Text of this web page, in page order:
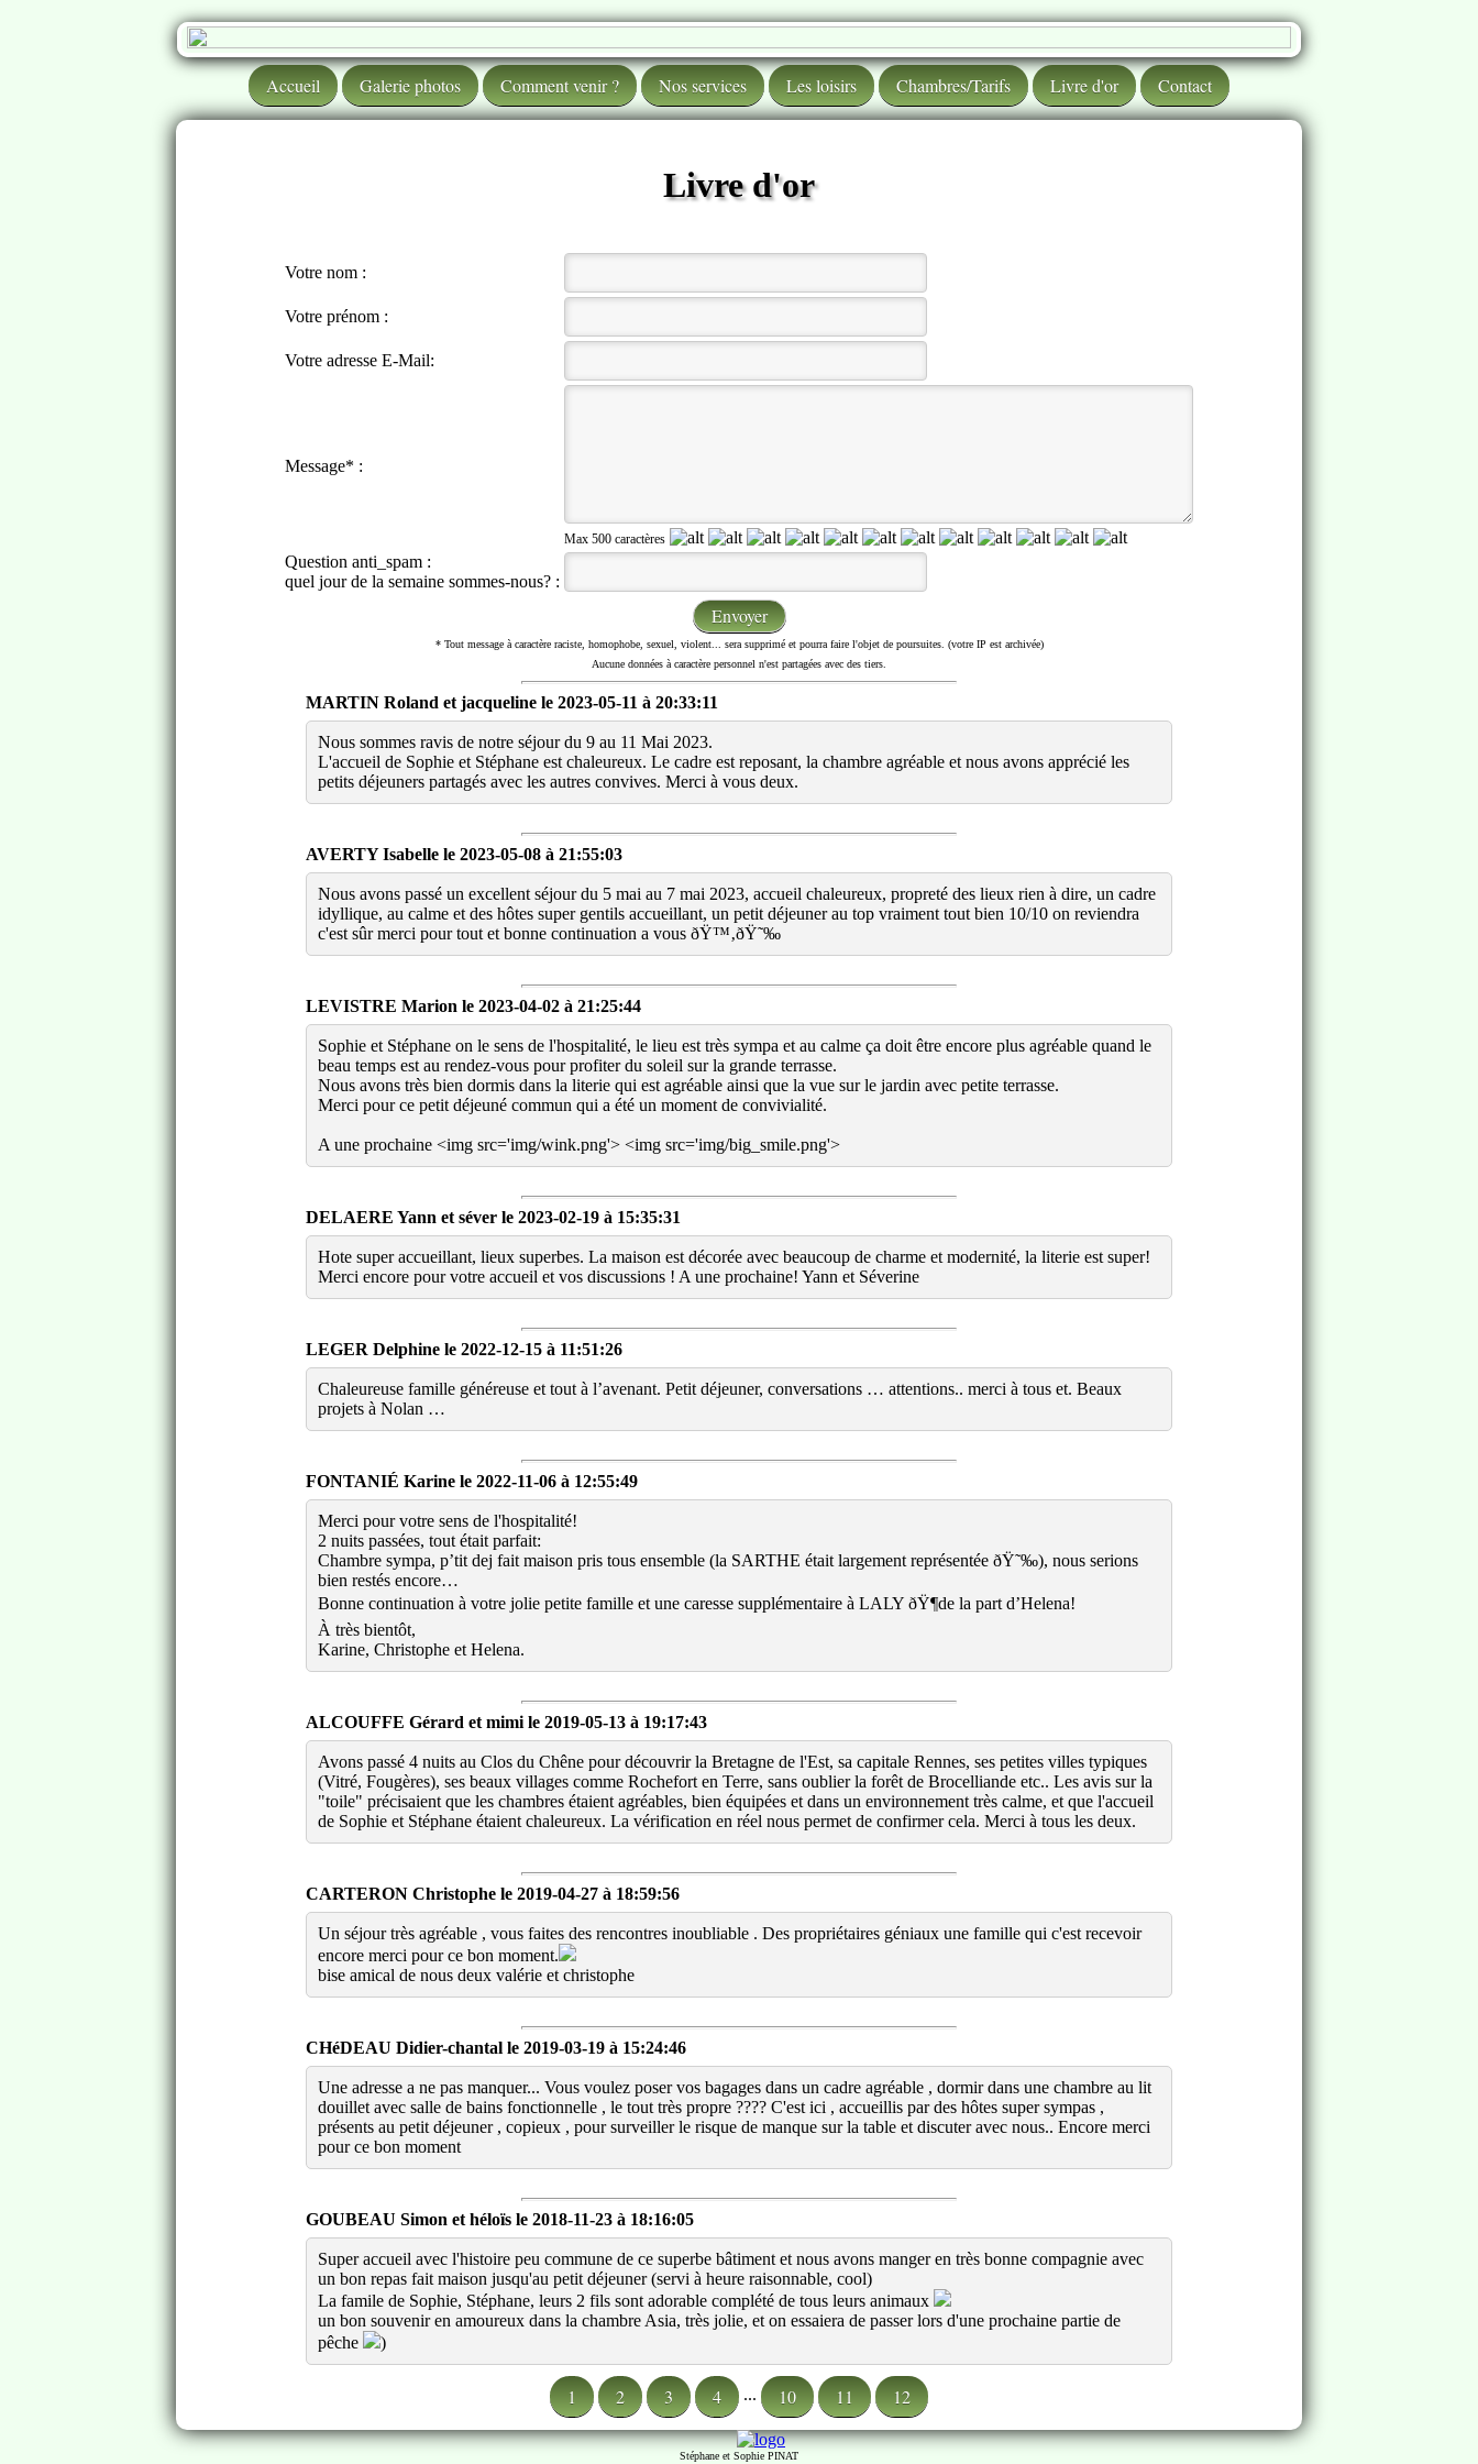
Accueil Galerie photos Comment venir ? Nos services Les loisirs Chambres/Tarifs Livre d'or Contact
Livre d'or
Votre nom :
Votre prénom :
Votre adresse E-Mail:
Message* :
Max 500 caractères
Question anti_spam :
quel jour de la semaine sommes-nous? :
* Tout message à caractère raciste, homophobe, sexuel, violent... sera supprimé et pourra faire l'objet de poursuites. (votre IP est archivée)
Aucune données à caractère personnel n'est partagées avec des tiers.
MARTIN Roland et jacqueline le 2023-05-11 à 20:33:11
Nous sommes ravis de notre séjour du 9 au 11 Mai 2023.
L'accueil de Sophie et Stéphane est chaleureux. Le cadre est reposant, la chambre agréable et nous avons apprécié les
petits déjeuners partagés avec les autres convives. Merci à vous deux.
AVERTY Isabelle le 2023-05-08 à 21:55:03
Nous avons passé un excellent séjour du 5 mai au 7 mai 2023, accueil chaleureux, propreté des lieux rien à dire, un cadre
idyllique, au calme et des hôtes super gentils accueillant, un petit déjeuner au top vraiment tout bien 10/10 on reviendra
c'est sûr merci pour tout et bonne continuation a vous ðŸ™‚ðŸ˜‰
LEVISTRE Marion le 2023-04-02 à 21:25:44
Sophie et Stéphane on le sens de l'hospitalité, le lieu est très sympa et au calme ça doit être encore plus agréable quand le
beau temps est au rendez-vous pour profiter du soleil sur la grande terrasse.
Nous avons très bien dormis dans la literie qui est agréable ainsi que la vue sur le jardin avec petite terrasse.
Merci pour ce petit déjeuné commun qui a été un moment de convivialité.
A une prochaine <img src='img/wink.png'> <img src='img/big_smile.png'>
DELAERE Yann et séver le 2023-02-19 à 15:35:31
Hote super accueillant, lieux superbes. La maison est décorée avec beaucoup de charme et modernité, la literie est super!
Merci encore pour votre accueil et vos discussions ! A une prochaine! Yann et Séverine
LEGER Delphine le 2022-12-15 à 11:51:26
Chaleureuse famille généreuse et tout à l’avenant. Petit déjeuner, conversations … attentions.. merci à tous et. Beaux
projets à Nolan …
FONTANIÉ Karine le 2022-11-06 à 12:55:49
Merci pour votre sens de l'hospitalité!
2 nuits passées, tout était parfait:
Chambre sympa, p’tit dej fait maison pris tous ensemble (la SARTHE était largement représentée ðŸ˜‰), nous serions
bien restés encore…
Bonne continuation à votre jolie petite famille et une caresse supplémentaire à LALY ðŸ¶de la part d’Helena!
À très bientôt,
Karine, Christophe et Helena.
ALCOUFFE Gérard et mimi le 2019-05-13 à 19:17:43
Avons passé 4 nuits au Clos du Chêne pour découvrir la Bretagne de l'Est, sa capitale Rennes, ses petites villes typiques
(Vitré, Fougères), ses beaux villages comme Rochefort en Terre, sans oublier la forêt de Brocelliande etc.. Les avis sur la
"toile" précisaient que les chambres étaient agréables, bien équipées et dans un environnement très calme, et que l'accueil
de Sophie et Stéphane étaient chaleureux. La vérification en réel nous permet de confirmer cela. Merci à tous les deux.
CARTERON Christophe le 2019-04-27 à 18:59:56
Un séjour très agréable , vous faites des rencontres inoubliable . Des propriétaires géniaux une famille qui c'est recevoir
encore merci pour ce bon moment.
bise amical de nous deux valérie et christophe
CHéDEAU Didier-chantal le 2019-03-19 à 15:24:46
Une adresse a ne pas manquer... Vous voulez poser vos bagages dans un cadre agréable , dormir dans une chambre au lit
douillet avec salle de bains fonctionnelle , le tout très propre ???? C'est ici , accueillis par des hôtes super sympas ,
présents au petit déjeuner , copieux , pour surveiller le risque de manque sur la table et discuter avec nous.. Encore merci
pour ce bon moment
GOUBEAU Simon et héloïs le 2018-11-23 à 18:16:05
Super accueil avec l'histoire peu commune de ce superbe bâtiment et nous avons manger en très bonne compagnie avec
un bon repas fait maison jusqu'au petit déjeuner (servi à heure raisonnable, cool)
La famile de Sophie, Stéphane, leurs 2 fils sont adorable complété de tous leurs animaux
un bon souvenir en amoureux dans la chambre Asia, très jolie, et on essaiera de passer lors d'une prochaine partie de
pêche
)
1 2 3 4 ... 10 11 12
Stéphane et Sophie PINAT